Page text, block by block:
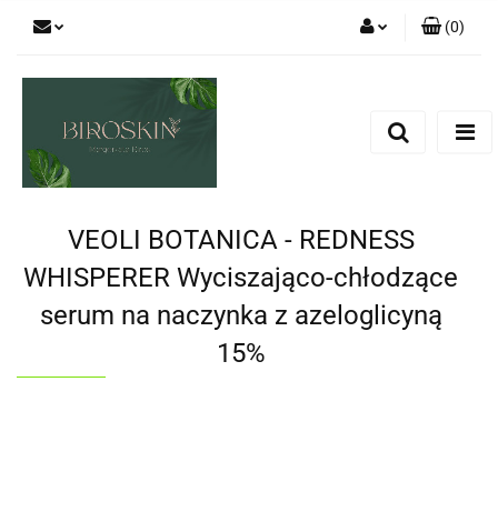
(0)
VEOLI BOTANICA - REDNESS
WHISPERER Wyciszająco-chłodzące
serum na naczynka z azeloglicyną
15%